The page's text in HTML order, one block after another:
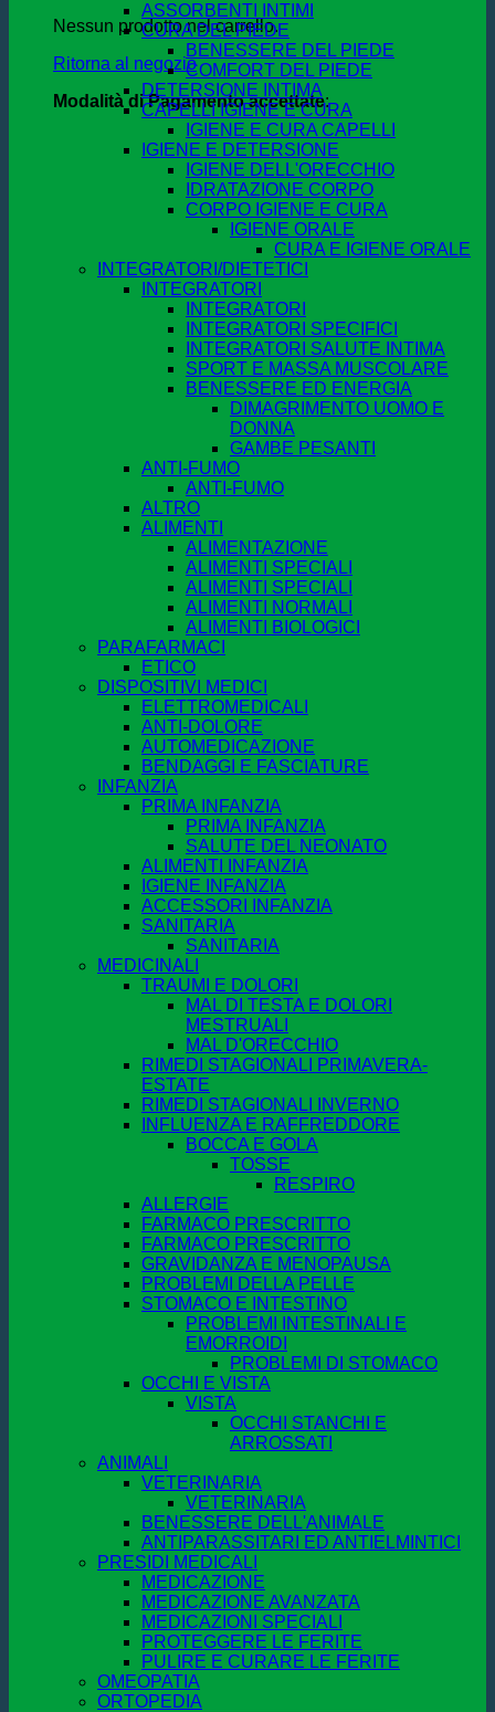
Nessun prodotto nel carrello.
Ritorna al negozio
Modalità di Pagamento accettate:
ASSORBENTI INTIMI
CURA DEL PIEDE
BENESSERE DEL PIEDE
COMFORT DEL PIEDE
DETERSIONE INTIMA
CAPELLI IGIENE E CURA
IGIENE E CURA CAPELLI
IGIENE E DETERSIONE
IGIENE DELL'ORECCHIO
IDRATAZIONE CORPO
CORPO IGIENE E CURA
IGIENE ORALE
CURA E IGIENE ORALE
INTEGRATORI/DIETETICI
INTEGRATORI
INTEGRATORI
INTEGRATORI SPECIFICI
INTEGRATORI SALUTE INTIMA
SPORT E MASSA MUSCOLARE
BENESSERE ED ENERGIA
DIMAGRIMENTO UOMO E
DONNA
GAMBE PESANTI
ANTI-FUMO
ANTI-FUMO
ALTRO
ALIMENTI
ALIMENTAZIONE
ALIMENTI SPECIALI
ALIMENTI SPECIALI
ALIMENTI NORMALI
ALIMENTI BIOLOGICI
PARAFARMACI
ETICO
DISPOSITIVI MEDICI
ELETTROMEDICALI
ANTI-DOLORE
AUTOMEDICAZIONE
BENDAGGI E FASCIATURE
INFANZIA
PRIMA INFANZIA
PRIMA INFANZIA
SALUTE DEL NEONATO
ALIMENTI INFANZIA
IGIENE INFANZIA
ACCESSORI INFANZIA
SANITARIA
SANITARIA
MEDICINALI
TRAUMI E DOLORI
MAL DI TESTA E DOLORI
MESTRUALI
MAL D'ORECCHIO
RIMEDI STAGIONALI PRIMAVERA-
ESTATE
RIMEDI STAGIONALI INVERNO
INFLUENZA E RAFFREDDORE
BOCCA E GOLA
TOSSE
RESPIRO
ALLERGIE
FARMACO PRESCRITTO
FARMACO PRESCRITTO
GRAVIDANZA E MENOPAUSA
PROBLEMI DELLA PELLE
STOMACO E INTESTINO
PROBLEMI INTESTINALI E
EMORROIDI
PROBLEMI DI STOMACO
OCCHI E VISTA
VISTA
OCCHI STANCHI E
ARROSSATI
ANIMALI
VETERINARIA
VETERINARIA
BENESSERE DELL'ANIMALE
ANTIPARASSITARI ED ANTIELMINTICI
PRESIDI MEDICALI
MEDICAZIONE
MEDICAZIONE AVANZATA
MEDICAZIONI SPECIALI
PROTEGGERE LE FERITE
PULIRE E CURARE LE FERITE
OMEOPATIA
ORTOPEDIA